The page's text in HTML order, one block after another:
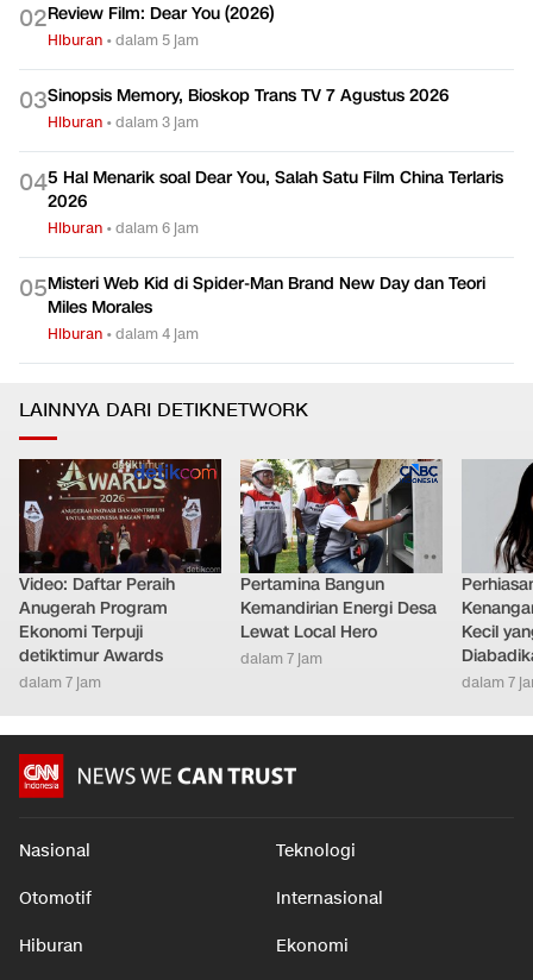
02Review Film: Dear You (2026)
Hiburan •dalam 5 jam
03Sinopsis Memory, Bioskop Trans TV 7 Agustus 2026
Hiburan •dalam 3 jam
045 Hal Menarik soal Dear You, Salah Satu Film China Terlaris
2026
Hiburan •dalam 6 jam
05Misteri Web Kid di Spider-Man Brand New Day dan Teori
Miles Morales
Hiburan •dalam 4 jam
LAINNYA DARI DETIKNETWORK
Video: Daftar Peraih
Anugerah Program
Ekonomi Terpuji
detiktimur Awards
dalam 7 jam
Pertamina Bangun
Kemandirian Energi Desa
Lewat Local Hero
dalam 7 jam
Kecil
dalam 7
Nasional Teknologi
Otomotif Internasional
Hiburan Ekonomi